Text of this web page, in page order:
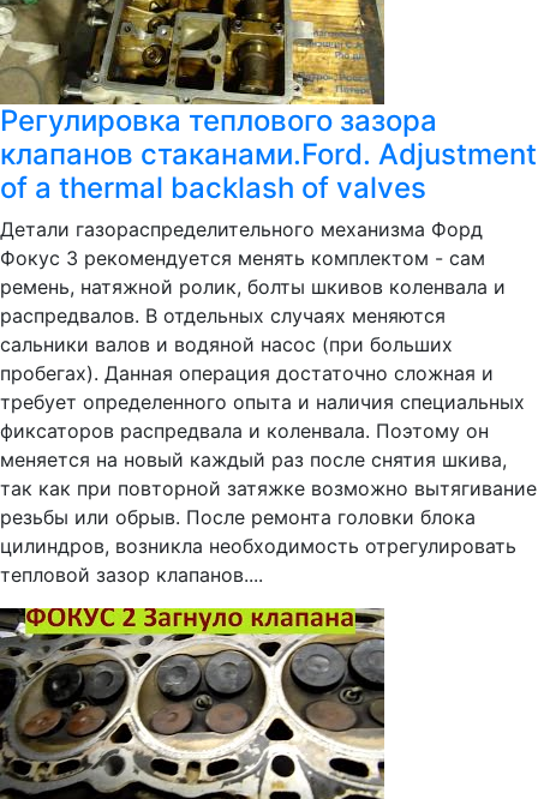
Регулировка теплового зазора
клапанов стаканами.Ford. Adjustment
of a thermal backlash of valves
Детали газораспределительного механизма Форд
Фокус 3 рекомендуется менять комплектом - сам
ремень, натяжной ролик, болты шкивов коленвала и
распредвалов. В отдельных случаях меняются
сальники валов и водяной насос (при больших
пробегах). Данная операция достаточно сложная и
требует определенного опыта и наличия специальных
фиксаторов распредвала и коленвала. Поэтому он
меняется на новый каждый раз после снятия шкива,
так как при повторной затяжке возможно вытягивание
резьбы или обрыв. После ремонта головки блока
цилиндров, возникла необходимость отрегулировать
тепловой зазор клапанов....